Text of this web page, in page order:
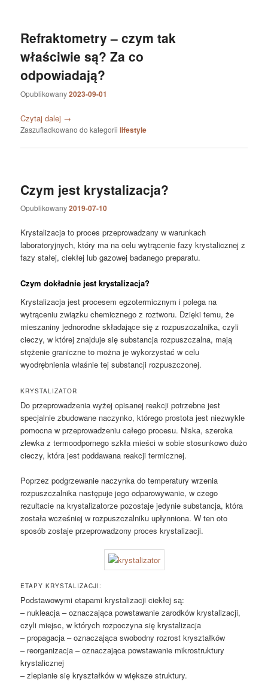
Refraktometry – czym tak
właściwie są? Za co
odpowiadają?
Opublikowany2023-09-01
Czytaj dalej →
Zaszufladkowano do kategorii lifestyle
Czym jest krystalizacja?
Opublikowany2019-07-10
Krystalizacja to proces przeprowadzany w warunkach
laboratoryjnych, który ma na celu wytrącenie fazy krystalicznej z
fazy stałej, ciekłej lub gazowej badanego preparatu.
Czym dokładnie jest krystalizacja?
Krystalizacja jest procesem egzotermicznym i polega na
wytrąceniu związku chemicznego z roztworu. Dzięki temu, że
mieszaniny jednorodne składające się z rozpuszczalnika, czyli
cieczy, w której znajduje się substancja rozpuszczalna, mają
stężenie graniczne to można je wykorzystać w celu
wyodrębnienia właśnie tej substancji rozpuszczonej.
KRYSTALIZATOR
Do przeprowadzenia wyżej opisanej reakcji potrzebne jest
specjalnie zbudowane naczynko, którego prostota jest niezwykle
pomocna w przeprowadzeniu całego procesu. Niska, szeroka
zlewka z termoodpornego szkła mieści w sobie stosunkowo dużo
cieczy, która jest poddawana reakcji termicznej.
Poprzez podgrzewanie naczynka do temperatury wrzenia
rozpuszczalnika następuje jego odparowywanie, w czego
rezultacie na krystalizatorze pozostaje jedynie substancja, która
została wcześniej w rozpuszczalniku upłynniona. W ten oto
sposób zostaje przeprowadzony proces krystalizacji.
ETAPY KRYSTALIZACJI:
Podstawowymi etapami krystalizacji ciekłej są:
– nukleacja – oznaczająca powstawanie zarodków krystalizacji,
czyli miejsc, w których rozpoczyna się krystalizacja
– propagacja – oznaczająca swobodny rozrost kryształków
– reorganizacja – oznaczająca powstawanie mikrostruktury
krystalicznej
– zlepianie się kryształków w większe struktury.